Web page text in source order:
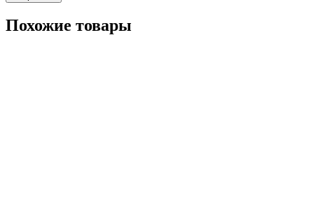
Похожие товары